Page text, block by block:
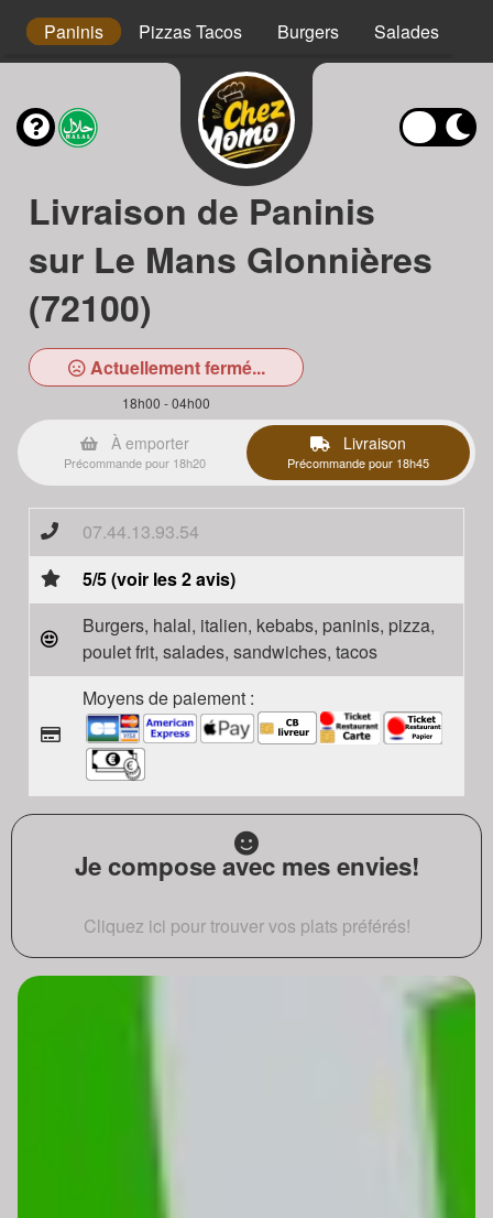
Paninis Pizzas Tacos Burgers Salades
Livraison de Paninis
sur Le Mans Glonnières
(72100)
Actuellement fermé...
18h00 - 04h00
À emporter
Précommande pour 18h20
Livraison
Précommande pour 18h45
07.44.13.93.54
5/5 (voir les 2 avis)
Burgers, halal, italien, kebabs, paninis, pizza,
poulet frit, salades, sandwiches, tacos
Moyens de paiement :
Je compose avec mes envies!
Cliquez ici pour trouver vos plats préférés!